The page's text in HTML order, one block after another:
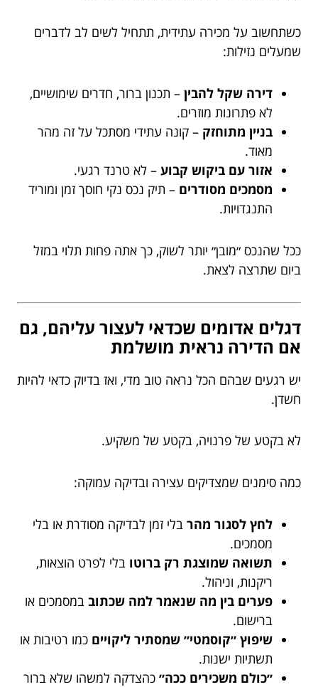
כשתחשוב על מכירה עתידית, תתחיל לשים לב לדברים
שמעלים נזילות:
דירה שקל להבין – תכנון ברור, חדרים שימושיים,
לא פתרונות מוזרים.
בניין מתוחזק – קונה עתידי מסתכל על זה מהר
מאוד.
אזור עם ביקוש קבוע – לא טרנד רגעי.
מסמכים מסודרים – תיק נכס נקי חוסך זמן ומוריד
התנגדויות.
ככל שהנכס ״מובן״ יותר לשוק, כך אתה פחות תלוי במזל
ביום שתרצה לצאת.
דגלים אדומים שכדאי לעצור עליהם, גם
אם הדירה נראית מושלמת
יש רגעים שבהם הכל נראה טוב מדי, ואז בדיוק כדאי להיות
חשדן.
לא בקטע של פרנויה, בקטע של משקיע.
כמה סימנים שמצדיקים עצירה ובדיקה עמוקה:
לחץ לסגור מהר בלי זמן לבדיקה מסודרת או בלי
מסמכים.
תשואה שמוצגת רק ברוטו בלי לפרט הוצאות,
ריקנות, וניהול.
פערים בין מה שנאמר למה שכתוב במסמכים או
ברישום.
שיפוץ ״קוסמטי״ שמסתיר ליקויים כמו רטיבות או
תשתיות ישנות.
״כולם משכירים ככה״ כהצדקה למשהו שלא ברור